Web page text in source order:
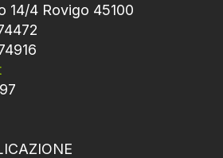
14/4 Rovigo 45100